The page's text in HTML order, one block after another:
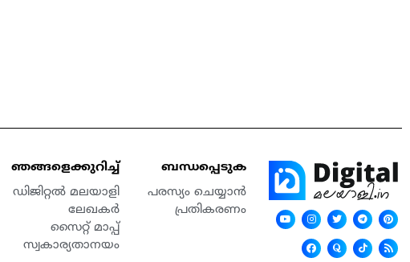
ഞങ്ങളെക്കുറിച്ച്
ഡിജിറ്റൽ മലയാളി
ലേഖകർ
സൈറ്റ് മാപ്പ്
സ്വകാര്യതാനയം
ബന്ധപ്പെടുക
പരസ്യം ചെയ്യാൻ
പ്രതികരണം